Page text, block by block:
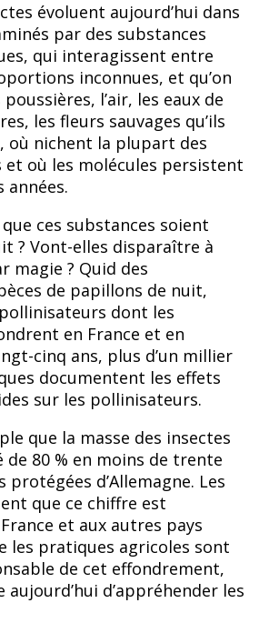
évoluent aujourd’hui dans
par des substances
qui interagissent entre
inconnues, et qu’on
l’air, les eaux de
les fleurs sauvages qu’ils
où nichent la plupart des
où les molécules persistent
années.
ces substances soient
? Vont-elles disparaître à
magie ? Quid des
de papillons de nuit,
dont les
en France et en
cinq ans, plus d’un millier
documentent les effets
sur les pollinisateurs.
que la masse des insectes
80 % en moins de trente
protégées d’Allemagne. Les
que ce chiffre est
et aux autres pays
les pratiques agricoles sont
de cet effondrement,
d’appréhender les